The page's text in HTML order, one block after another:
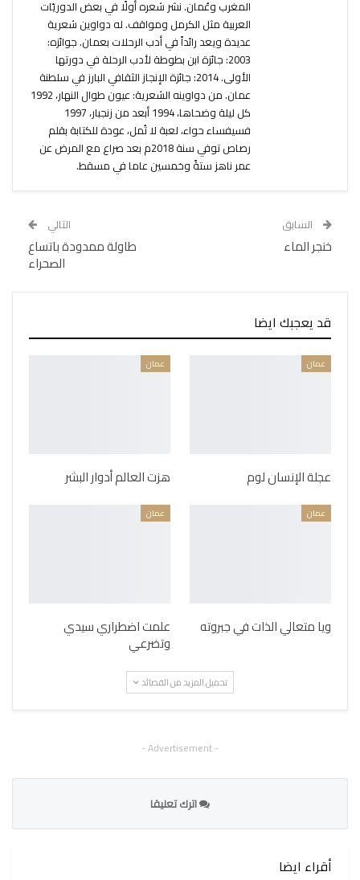
المغرب وعُمان. نشر شعره أولًا في بعض الدوريّات
العربية مثل الكرمل ومواقف. له دواوين شعرية
عديدة ويعد رائداً في أدب الرحلات بعمان. جوائزه:
2003: جائزة ابن بطوطة لأدب الرحلة في دورتها
الأولى. 2014: جائزة الإنجاز الثقافي البارز في سلطنة
عمان. من دواوينه الشعرية: عيون طوال النهار، 1992
كل ليلة وضحاها، 1994 أبعد من زنجبار، 1997
فسيفساء حواء، لعبة لا تُمل، عودة للكتابة بقلم
رصاص توفي سنة 2018م بعد صراع مع المرض عن
عمر ناهز ستةً وخمسين عاما في مسقط.
السابق
خنجر الماء
التالي
طاولة ممدودة باتساع
الصحراء
قد يعجبك ايضا
عمان
عجلة الإنسان لوم
عمان
هزت العالم أدوار البشر
عمان
ويا متعالي الذات في جبروته
عمان
علمت اضطراري سيدي
وتضرعي
تحميل المزيد من القصائد
- Advertisement -
اترك تعليقا
أقراء ايضا